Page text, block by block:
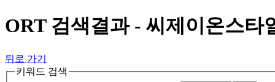
ORT 검색결과 - 씨제이온스타
뒤로 가기
키워드 검색